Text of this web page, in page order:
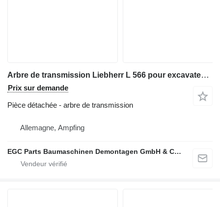
Arbre de transmission Liebherr L 566 pour excavateur Liebherr L 566
Prix sur demande
Pièce détachée - arbre de transmission
Allemagne, Ampfing
EGC Parts Baumaschinen Demontagen GmbH & Co. KG